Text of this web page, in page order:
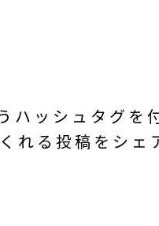
ハッシュタグを
れる投稿を シェ